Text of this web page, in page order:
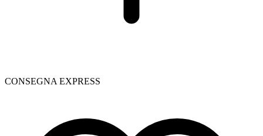
CONSEGNA EXPRESS